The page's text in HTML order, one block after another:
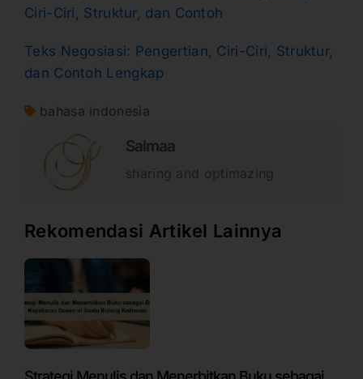
Ciri-Ciri, Struktur, dan Contoh
Teks Negosiasi: Pengertian, Ciri-Ciri, Struktur,
dan Contoh Lengkap
bahasa indonesia
Salmaa
sharing and optimazing
Rekomendasi Artikel Lainnya